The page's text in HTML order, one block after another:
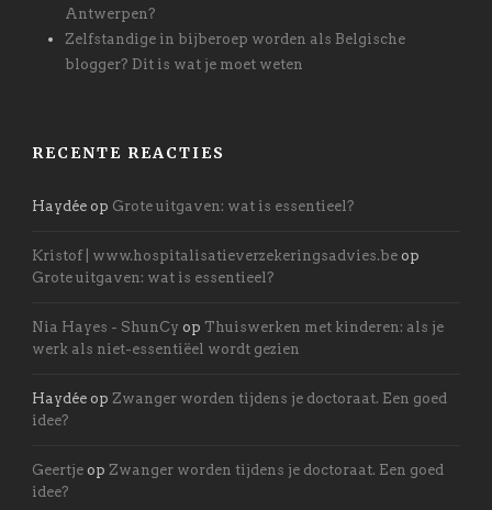
Antwerpen?
Zelfstandige in bijberoep worden als Belgische
blogger? Dit is wat je moet weten
RECENTE REACTIES
Haydée op Grote uitgaven: wat is essentieel?
Kristof | www.hospitalisatieverzekeringsadvies.be op
Grote uitgaven: wat is essentieel?
Nia Hayes - ShunCy op Thuiswerken met kinderen: als je
werk als niet-essentiëel wordt gezien
Haydée op Zwanger worden tijdens je doctoraat. Een goed
idee?
Geertje op Zwanger worden tijdens je doctoraat. Een goed
idee?